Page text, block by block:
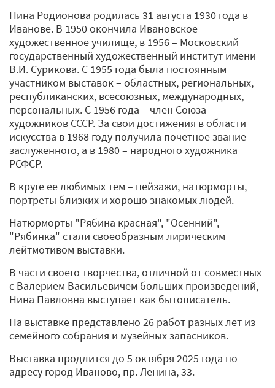
Нина Родионова родилась 31 августа 1930 года в
Иванове. В 1950 окончила Ивановское
художественное училище, в 1956 – Московский
государственный художественный институт имени
В.И. Сурикова. С 1955 года была постоянным
участником выставок – областных, региональных,
республиканских, всесоюзных, международных,
персональных. С 1956 года – член Союза
художников СССР. За свои достижения в области
искусства в 1968 году получила почетное звание
заслуженного, а в 1980 – народного художника
РСФСР.
В круге ее любимых тем – пейзажи, натюрморты,
портреты близких и хорошо знакомых людей.
Натюрморты "Рябина красная", "Осенний",
"Рябинка" стали своеобразным лирическим
лейтмотивом выставки.
В части своего творчества, отличной от совместных
с Валерием Васильевичем больших произведений,
Нина Павловна выступает как бытописатель.
На выставке представлено 26 работ разных лет из
семейного собрания и музейных запасников.
Выставка продлится до 5 октября 2025 года по
адресу город Иваново, пр. Ленина, 33.